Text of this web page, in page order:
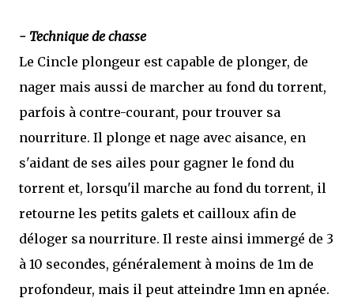
- Technique de chasse
Le Cincle plongeur est capable de plonger, de
nager mais aussi de marcher au fond du torrent,
parfois à contre-courant, pour trouver sa
nourriture. Il plonge et nage avec aisance, en
s'aidant de ses ailes pour gagner le fond du
torrent et, lorsqu'il marche au fond du torrent, il
retourne les petits galets et cailloux afin de
déloger sa nourriture. Il reste ainsi immergé de 3
à 10 secondes, généralement à moins de 1m de
profondeur, mais il peut atteindre 1mn en apnée.